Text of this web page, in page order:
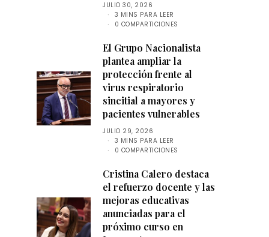
JULIO 30, 2026
3 MINS PARA LEER
0 COMPARTICIONES
El Grupo Nacionalista
plantea ampliar la
protección frente al
virus respiratorio
sincitial a mayores y
pacientes vulnerables
JULIO 29, 2026
3 MINS PARA LEER
0 COMPARTICIONES
Cristina Calero destaca
el refuerzo docente y las
mejoras educativas
anunciadas para el
próximo curso en